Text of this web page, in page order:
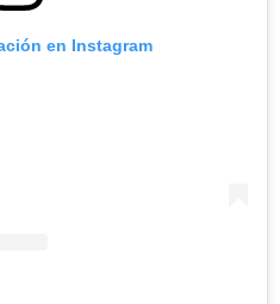
en Instagram